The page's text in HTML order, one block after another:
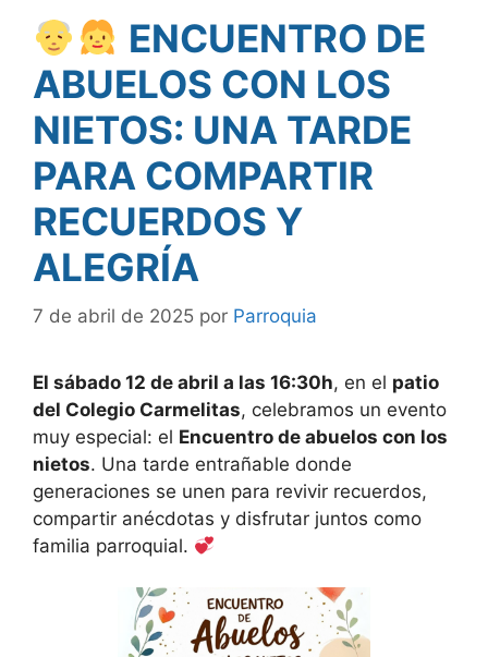
ENCUENTRO DE
ABUELOS CON LOS
NIETOS: UNA TARDE
PARA COMPARTIR
RECUERDOS Y
ALEGRÍA
7 de abril de 2025 por Parroquia
El sábado 12 de abril a las 16:30h, en el patio
del Colegio Carmelitas, celebramos un evento
muy especial: el Encuentro de abuelos con los
nietos. Una tarde entrañable donde
generaciones se unen para revivir recuerdos,
compartir anécdotas y disfrutar juntos como
familia parroquial.